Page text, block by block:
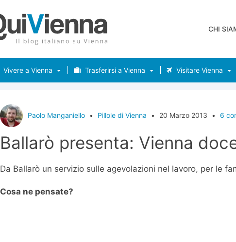
CHI
Vivere a Vienna Trasferirsi a Vienna Visitare Vienna
Paolo Manganiello • Pillole di Vienna • 20 Marzo 2013 • 6
Ballarò presenta: Vienna
Da Ballarò un servizio sulle agevolazioni nel lavoro, per le
Cosa ne pensate?